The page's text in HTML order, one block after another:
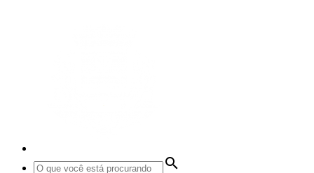
search